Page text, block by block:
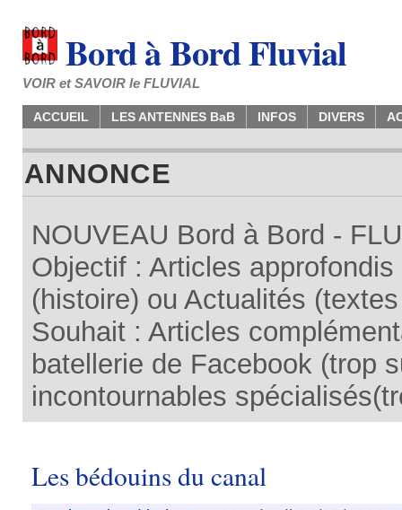
Bord à Bord Fluvial
VOIR et SAVOIR le FLUVIAL
ACCUEIL LES ANTENNES BaB INFOS DIVERS
ANNONCE
NOUVEAU Bord à Bord -
Objectif : Articles
(histoire) ou Actualités
Souhait : Articles
batellerie de Facebook (trop
incontournables
Les bédouins du canal